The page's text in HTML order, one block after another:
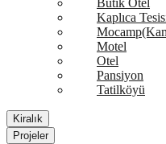
Butik Otel
Kaplıca
Motel
Otel
Pansiyon
Tatilköyü
Kiralık
Projeler